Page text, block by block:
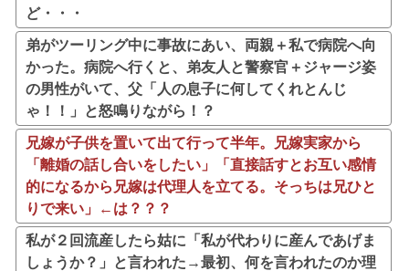
ど・・・
弟がツーリング中に事故にあい、両親＋私で病院へ向
かった。病院へ行くと、弟友人と警察官＋ジャージ姿
の男性がいて、父「人の息子に何してくれとんじ
ゃ！！」と怒鳴りながら！？
兄嫁が子供を置いて出て行って半年。兄嫁実家から
「離婚の話し合いをしたい」「直接話すとお互い感情
的になるから兄嫁は代理人を立てる。そっちは兄ひと
りで来い」←は？？？
私が２回流産したら姑に「私が代わりに産んであげま
しょうか？」と言われた→最初、何を言われたのか理